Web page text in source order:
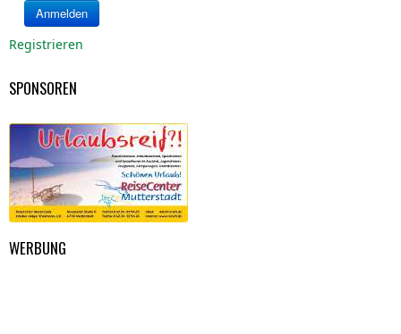
Anmelden
Registrieren
SPONSOREN
WERBUNG